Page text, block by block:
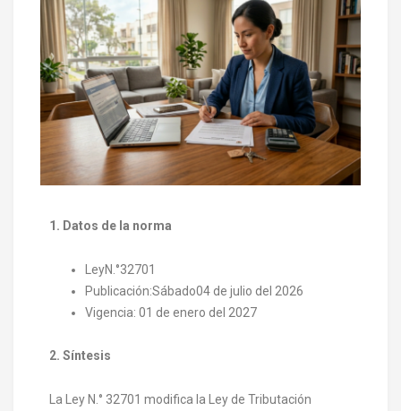
1. Datos de la norma
LeyN.°32701
Publicación:Sábado04 de julio del 2026
Vigencia: 01 de enero del 2027
2. Síntesis
La Ley N.° 32701 modifica la Ley de Tributación